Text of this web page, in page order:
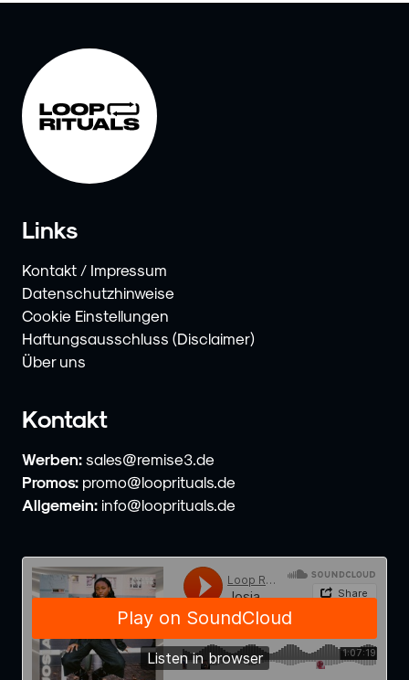
Links
Kontakt / Impressum
Datenschutzhinweise
Cookie Einstellungen
Haftungsausschluss (Disclaimer)
Über uns
Kontakt
Werben: sales@remise3.de
Promos: promo@looprituals.de
Allgemein: info@looprituals.de